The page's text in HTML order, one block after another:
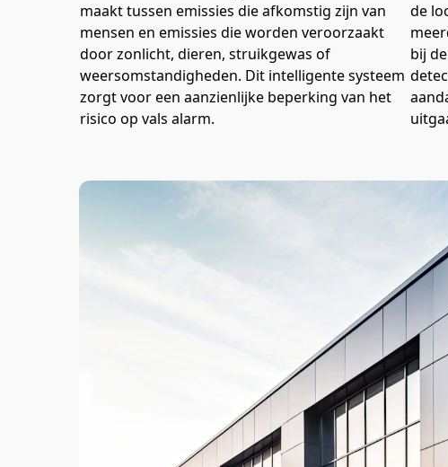
maakt tussen emissies die afkomstig zijn van
mensen en emissies die worden veroorzaakt
door zonlicht, dieren, struikgewas of
weersomstandigheden. Dit intelligente systeem
zorgt voor een aanzienlijke beperking van het
risico op vals alarm.
de
bij